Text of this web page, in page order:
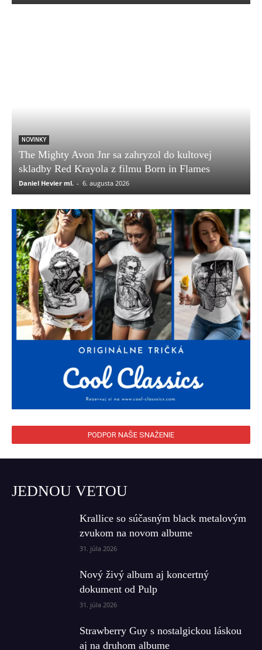
NOVINKY
The Mighty Avon Jnr sa zahryzol do kultovej
skladby Red Krayola z filmu Born in Flames
Daniel Hevier ml. - 6. augusta 2026
PODPOR NAŠE SNAŽENIE
JEDNOU VETOU
Krallice so súčasným black metalovým
zvukom na novom albume
31. júla 2026
Nový živý album aj koncertný
dokument od Pulp
31. júla 2026
Strawberry Guy s nostalgickou láskou
aj na druhom albume